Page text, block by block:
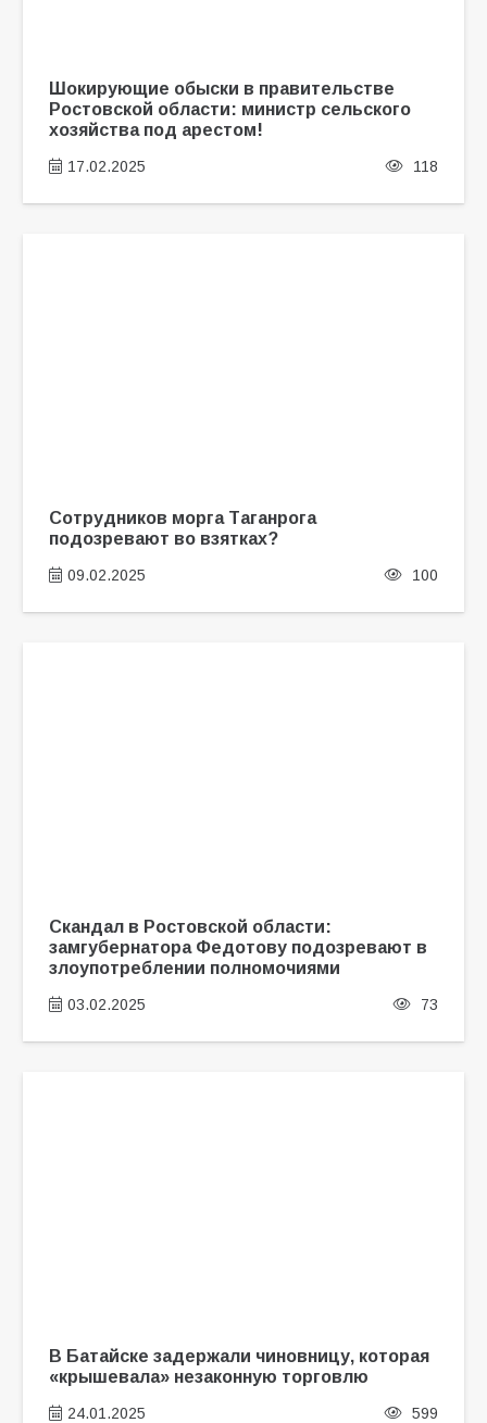
Шокирующие обыски в правительстве
Ростовской области: министр сельского
хозяйства под арестом!
17.02.2025 118
Сотрудников морга Таганрога
подозревают во взятках?
09.02.2025 100
Скандал в Ростовской области:
замгубернатора Федотову подозревают в
злоупотреблении полномочиями
03.02.2025 73
В Батайске задержали чиновницу, которая
«крышевала» незаконную торговлю
24.01.2025 599